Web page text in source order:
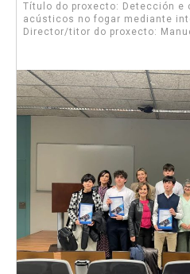
Título do proxecto: Detección
acústicos no fogar mediante
Director/titor do proxecto: